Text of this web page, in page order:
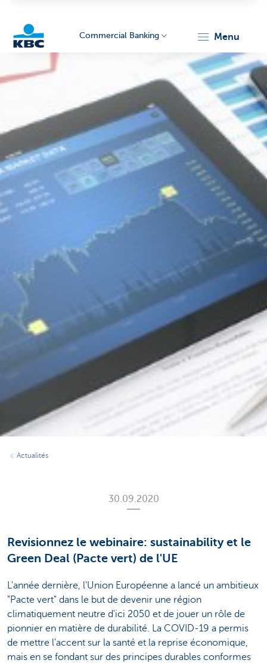
Corporate
Commercial Banking menu
Actualités
30.09.2020
Revisionnez le webinaire: sustainability et le
Green Deal (Pacte vert) de l'UE
L'année dernière, l'Union Européenne a lancé un ambitieux
"Pacte vert" dans le but de devenir une région
climatiquement neutre d'ici 2050 et de jouer un rôle de
pionnier en matière de durabilité. La COVID-19 a permis
de mettre l'accent sur la santé et la reprise économique,
mais en se fondant sur des principes durables conformes